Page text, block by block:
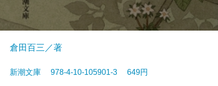
倉田百三／著
新潮文庫 978-4-10-105901-3 649円